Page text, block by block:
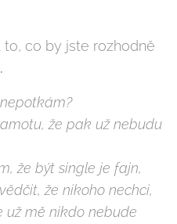
co by jste rozhodně
že pak už nebudu
že být single je fajn,
že nikoho nechci,
už mě nikdo nebude